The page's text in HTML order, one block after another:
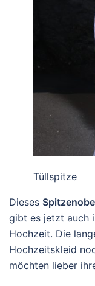
Tüllspitze
Dieses
gibt es jetzt auch
Hochzeit. Die
Hochzeitskleid
möchten lieber